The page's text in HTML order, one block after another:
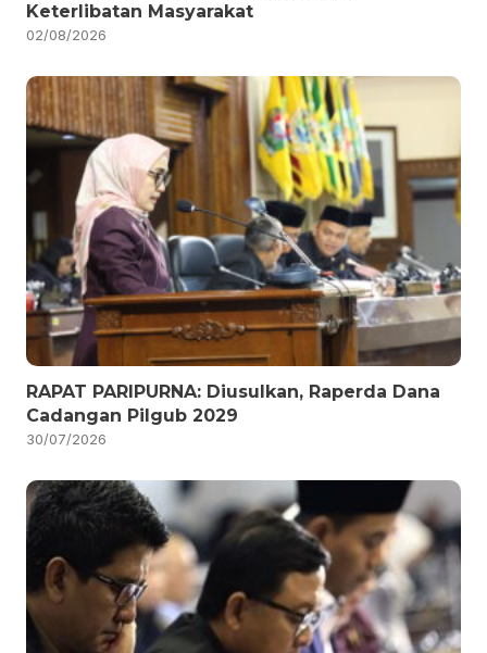
Keterlibatan Masyarakat
02/08/2026
RAPAT PARIPURNA: Diusulkan, Raperda Dana
Cadangan Pilgub 2029
30/07/2026